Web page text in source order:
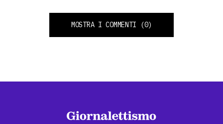
MOSTRA I COMMENTI (0)